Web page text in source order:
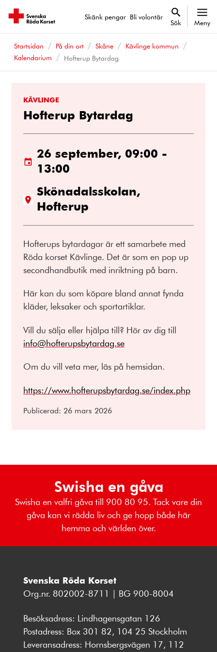
Skänk pengar Bli volontär
Sök Meny
Startsidan På din ort Skåne
Kävlinge kommun
Kalendarium
Hofterup Bytardag
KÄVLINGE
Hofterup Bytardag
26 september, 09:00 -
13:00
Skönadalsskolan,
Hofterup
Hofterups bytardagar är ett samarbete med
Röda korset Kävlinge. Det är som en pop up
secondhandbutik med inriktning på barn.
Här kan du som köpare bland annat fynda
kläder, leksaker och sportartiklar.
Vill du sälja eller hjälpa till? Hör av dig till
info@hofterupsbytardag.se
Om du vill veta mer, läs på hemsidan.
https://www.hofterupsbytardag.se/index.php
Publicerad: 26 mars 2026
Swisha en gåva
Swisha en valfri gåva till 900 80 95. Tack vare din
gåva kan vi rädda liv och ge hopp både här
hemma och världen över.
Svenska Röda Korset
Org.nr. 802002-8711 | BG 900-8004
Besöksadress: Lindhagensgatan 126
Postadress: Box 301 82, 104 25 Stockholm
Leveransadress: Hornsbergsvägen 17, 112